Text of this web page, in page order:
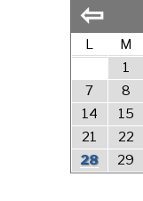
⇦
L M
1
7
8
14
15
21
22
28
29